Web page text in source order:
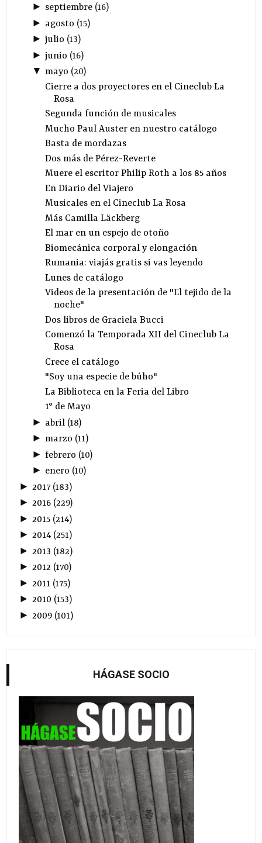
► septiembre(16)
► agosto (15)
► julio (13)
► junio (16)
▼ mayo (20)
Cierre a dos proyectores en el Cineclub La
Rosa
Segunda función de musicales
Mucho Paul Auster en nuestro catálogo
Basta de mordazas
Dos más de Pérez-Reverte
Muere el escritor Philip Roth a los 85 años
En Diario del Viajero
Musicales en el Cineclub La Rosa
Más Camilla Läckberg
El mar en un espejo de otoño
Biomecánica corporal y elongación
Rumania: viajás gratis si vas leyendo
Lunes de catálogo
Videos de la presentación de "El tejido de la
noche"
Dos libros de Graciela Bucci
Comenzó la Temporada XII del Cineclub La
Rosa
Crece el catálogo
"Soy una especie de búho"
La Biblioteca en la Feria del Libro
1° de Mayo
► abril(18)
► marzo (11)
► febrero (10)
► enero (10)
► 2017(183)
►2016 (229)
► 2015 (214)
►2014 (251)
► 2013 (182)
►2012 (170)
► 2011 (175)
►2010 (153)
► 2009 (101)
HÁGASE SOCIO